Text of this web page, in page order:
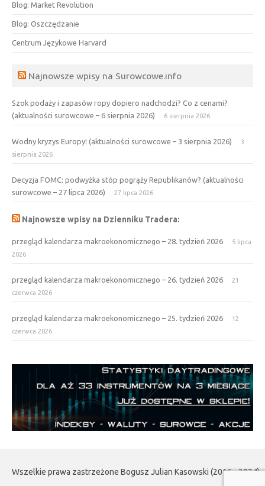
Blog: Market Revolution
Blog: Oszczędzanie
Centrum Językowe Harvard
Najnowsze wpisy na Surowcowe.info
Szok podaży i zapasów ropy dopiero nadchodzi? Co z cenami?
(aktualności surowcowe – 6 sierpnia 2026)
6 sierpnia 2026
Wodny kryzys Europy! (aktualności surowcowe – 3 sierpnia 2026)
3
sierpnia 2026
Decyzja FOMC: podwyżka stóp pogrąży Republikanów? (aktualności
surowcowe – 27 lipca 2026)
27 lipca 2026
Najnowsze wpisy na Dzienniku Tradera:
przegląd kalendarza makroekonomicznego – 28. tydzień 2026
5 lipca
2026
przegląd kalendarza makroekonomicznego – 26. tydzień 2026
21
czerwca 2026
przegląd kalendarza makroekonomicznego – 25. tydzień 2026
12
czerwca 2026
Wszelkie prawa zastrzeżone Bogusz Julian Kasowski (2016 - 2024)